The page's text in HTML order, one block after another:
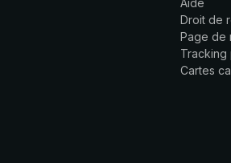
Droit de
Page de
Tracking
Cartes